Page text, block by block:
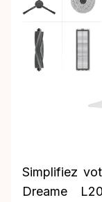
Simplifiez
Dreame